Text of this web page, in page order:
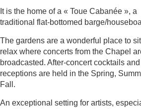
It is the home of a « Toue Cabanée », a
traditional flat-bottomed barge/
The gardens are a wonderful place to
relax where concerts from the Chapel
broadcasted. After-concert cocktails and
receptions are held in the Spring,
Fall.
An exceptional setting for artists,